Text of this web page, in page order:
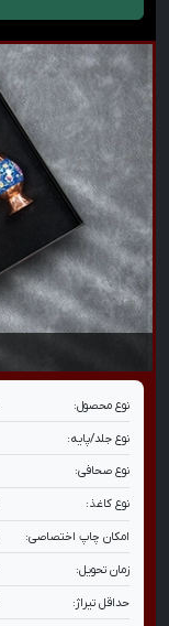
نوع محصول:
نوع جلد/پایه:
نوع صحافی:
نوع کاغذ:
امکان چاپ اختصاصی:
زمان تحویل:
حداقل تیراژ: